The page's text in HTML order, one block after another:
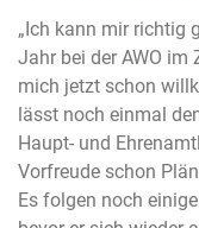
„Ich kann mir richtig
Jahr bei der AWO
mich jetzt schon
lässt noch einmal
Haupt- und
Vorfreude schon
Es folgen noch